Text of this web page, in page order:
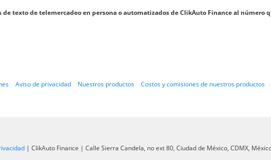
texto de telemercadeo en persona o automatizados de ClikAuto Finance al número
Aviso de privacidad Nuestros productos Costos y comisiones de nuestros productos
| ClikAuto Finance | Calle Sierra Candela, no ext 80, Ciudad de México, CDMX,